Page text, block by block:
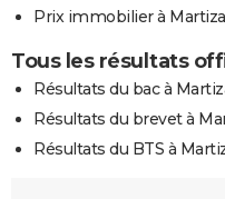
Prix immobilier à
Tous les résultats
Résultats du bac à
Résultats du brevet à
Résultats du BTS à